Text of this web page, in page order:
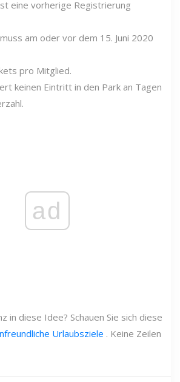
eine vorherige Registrierung
am oder vor dem 15. Juni 2020
pro Mitglied.
keinen Eintritt in den Park an Tagen
ad
in diese Idee? Schauen Sie sich diese
Urlaubsziele . Keine Zeilen